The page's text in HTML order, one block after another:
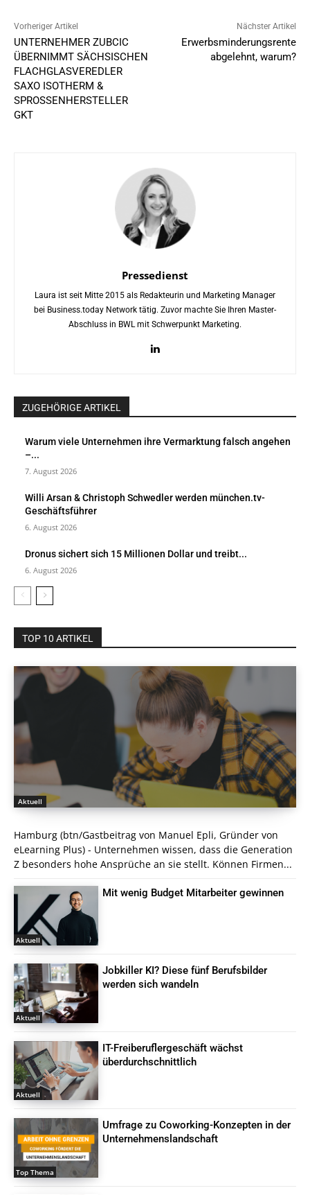
Vorheriger Artikel
UNTERNEHMER ZUBCIC
ÜBERNIMMT SÄCHSISCHEN
FLACHGLASVEREDLER
SAXO ISOTHERM &
SPROSSENHERSTELLER
GKT
Nächster Artikel
Erwerbsminderungsrente
abgelehnt, warum?
Pressedienst
Laura ist seit Mitte 2015 als Redakteurin und Marketing Manager
bei Business.today Network tätig. Zuvor machte Sie Ihren Master-
Abschluss in BWL mit Schwerpunkt Marketing.
ZUGEHÖRIGE ARTIKEL
Warum viele Unternehmen ihre Vermarktung falsch angehen
–...
7. August 2026
Willi Arsan & Christoph Schwedler werden münchen.tv-
Geschäftsführer
6. August 2026
Dronus sichert sich 15 Millionen Dollar und treibt...
6. August 2026
TOP 10 ARTIKEL
Aktuell
Hamburg (btn/Gastbeitrag von Manuel Epli, Gründer von
eLearning Plus) - Unternehmen wissen, dass die Generation
Z besonders hohe Ansprüche an sie stellt. Können Firmen...
Aktuell
Mit wenig Budget Mitarbeiter gewinnen
Aktuell
Jobkiller KI? Diese fünf Berufsbilder
werden sich wandeln
Aktuell
IT-Freiberuflergeschäft wächst
überdurchschnittlich
Top Thema
Umfrage zu Coworking-Konzepten in der
Unternehmenslandschaft